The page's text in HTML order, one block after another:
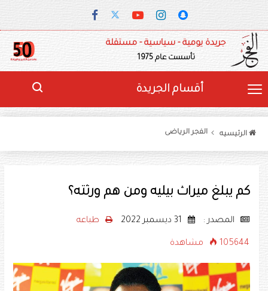
جريدة يومية - سياسية - مستقلة
تأسست عام 1975
أقسام الجريدة
الرئيسيه الفجر الرياضى
كم يبلغ ميراث بيليه ومن هم ورثته؟
المصدر : طباعه
105644 مشاهدة